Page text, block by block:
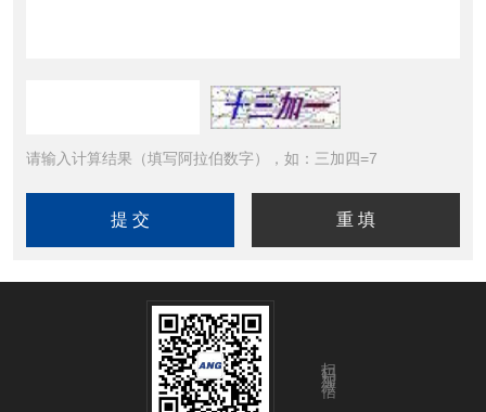
请输入计算结果（填写阿拉伯数字），如：三加四=7
扫码加微信